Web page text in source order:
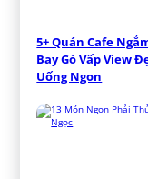
5+ Quán Cafe
Bay Gò Vấp View
Uống Ngon